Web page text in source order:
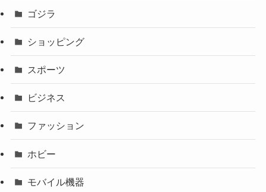
ゴジラ
ショッピング
スポーツ
ビジネス
ファッション
ホビー
モバイル機器